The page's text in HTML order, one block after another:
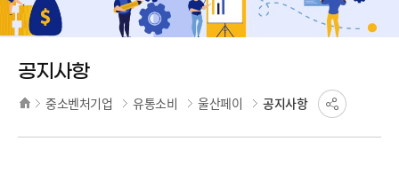
공지사항
중소벤처기업 유통소비 울산페이 공지사항